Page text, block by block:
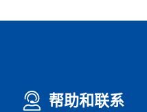
帮助和联系